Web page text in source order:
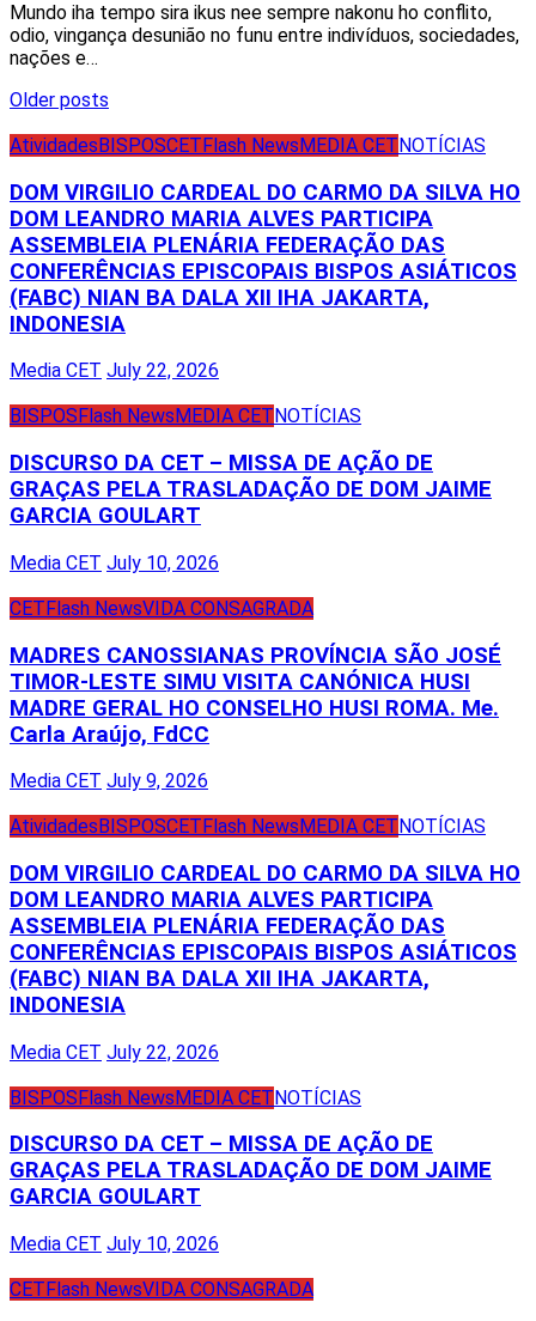
Mundo iha tempo sira ikus nee sempre nakonu ho conflito,
odio, vingança desunião no funu entre indivíduos, sociedades,
nações e…
Posts
navigation
Older posts
AtividadesBISPOSCETFlash NewsMEDIA CETNOTÍCIAS
DOM VIRGILIO CARDEAL DO CARMO DA SILVA HO
DOM LEANDRO MARIA ALVES PARTICIPA
ASSEMBLEIA PLENÁRIA FEDERAÇÃO DAS
CONFERÊNCIAS EPISCOPAIS BISPOS ASIÁTICOS
(FABC) NIAN BA DALA XII IHA JAKARTA,
INDONESIA
Media CET July 22, 2026
BISPOS Flash News MEDIA CET NOTÍCIAS
DISCURSO DA CET – MISSA DE AÇÃO DE
GRAÇAS PELA TRASLADAÇÃO DE DOM JAIME
GARCIA GOULART
Media CET July 10, 2026
CETFlash NewsVIDA CONSAGRADA
MADRES CANOSSIANAS PROVÍNCIA SÃO JOSÉ
TIMOR-LESTE SIMU VISITA CANÓNICA HUSI
MADRE GERAL HO CONSELHO HUSI ROMA. Me.
Carla Araújo, FdCC
Media CET July 9, 2026
Atividades BISPOSCET Flash News MEDIA CET NOTÍCIAS
DOM VIRGILIO CARDEAL DO CARMO DA SILVA HO
DOM LEANDRO MARIA ALVES PARTICIPA
ASSEMBLEIA PLENÁRIA FEDERAÇÃO DAS
CONFERÊNCIAS EPISCOPAIS BISPOS ASIÁTICOS
(FABC) NIAN BA DALA XII IHA JAKARTA,
INDONESIA
Media CET July 22, 2026
BISPOSFlash NewsMEDIA CETNOTÍCIAS
DISCURSO DA CET – MISSA DE AÇÃO DE
GRAÇAS PELA TRASLADAÇÃO DE DOM JAIME
GARCIA GOULART
Media CET July 10, 2026
CET Flash NewsVIDA CONSAGRADA